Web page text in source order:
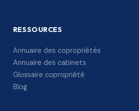
RESSOURCES
Annuaire des copropriétés
Annuaire des cabinets
Glossaire copropriété
Blog